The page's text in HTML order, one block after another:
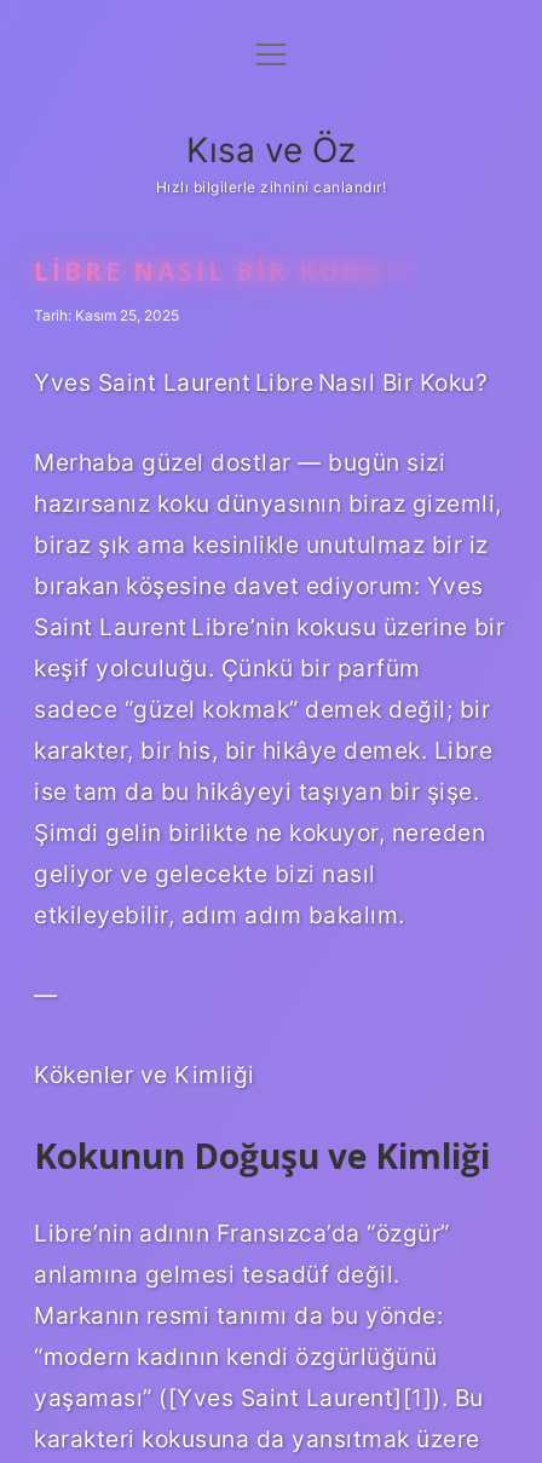
Anasayfa
Yasal Uyarı
menüyü
Kısa ve Öz
Hızlı bilgilerle zihnini canlandır!
LIBRE NASIL BIR KOKU ?
Tarih: Kasım 25, 2025
Yves Saint Laurent Libre Nasıl Bir Koku?
Merhaba güzel dostlar — bugün sizi
hazırsanız koku dünyasının biraz gizemli,
biraz şık ama kesinlikle unutulmaz bir iz
bırakan köşesine davet ediyorum: Yves
Saint Laurent Libre’nin kokusu üzerine bir
keşif yolculuğu. Çünkü bir parfüm
sadece “güzel kokmak” demek değil; bir
karakter, bir his, bir hikâye demek. Libre
ise tam da bu hikâyeyi taşıyan bir şişe.
Şimdi gelin birlikte ne kokuyor, nereden
geliyor ve gelecekte bizi nasıl
etkileyebilir, adım adım bakalım.
—
Kökenler ve Kimliği
Kokunun Doğuşu ve Kimliği
Libre’nin adının Fransızca’da “özgür”
anlamına gelmesi tesadüf değil.
Markanın resmi tanımı da bu yönde:
“modern kadının kendi özgürlüğünü
yaşaması” ([Yves Saint Laurent][1]). Bu
karakteri kokusuna da yansıtmak üzere